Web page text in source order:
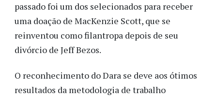
passado foi um dos selecionados para receber
uma doação de MacKenzie Scott, que se
reinventou como filantropa depois de seu
divórcio de Jeff Bezos.
O reconhecimento do Dara se deve aos ótimos
resultados da metodologia de trabalho